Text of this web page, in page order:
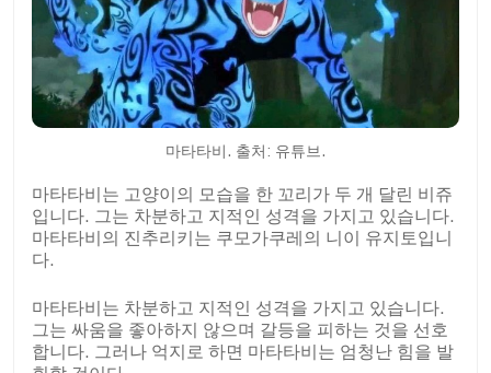
마타타비. 출처: 유튜브.
마타타비는 고양이의 모습을 한 꼬리가 두 개 달린 비쥬
입니다. 그는 차분하고 지적인 성격을 가지고 있습니다.
마타타비의 진추리키는 쿠모가쿠레의 니이 유지토입니
다.
마타타비는 차분하고 지적인 성격을 가지고 있습니다.
그는 싸움을 좋아하지 않으며 갈등을 피하는 것을 선호
합니다. 그러나 억지로 하면 마타타비는 엄청난 힘을 발